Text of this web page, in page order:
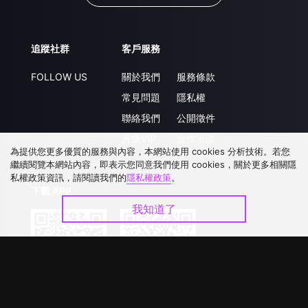
追蹤社群
FOLLOW US
客戶服務
關於我們
常見問題
聯絡我們
服務條款
隱私權
公開徵件
為提供您更多優質的服務與內容，本網站使用 cookies 分析技術。若您
繼續閱覽本網站內容，即表示您同意我們使用 cookies，關於更多相關隱
私權政策資訊，請閱讀我們的隱私權政策。
我知道了